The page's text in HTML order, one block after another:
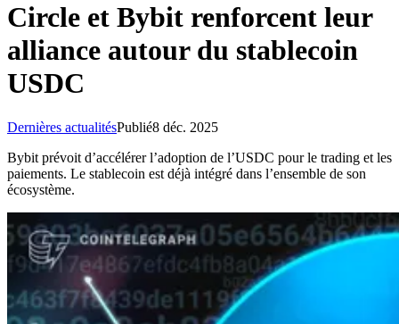
Circle et Bybit renforcent leur
alliance autour du stablecoin
USDC
Dernières actualitésPublié8 déc. 2025
Bybit prévoit d’accélérer l’adoption de l’USDC pour le trading et les
paiements. Le stablecoin est déjà intégré dans l’ensemble de son
écosystème.